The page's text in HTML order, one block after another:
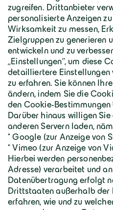
Geiger Gruppe
Über Geiger
Karriere